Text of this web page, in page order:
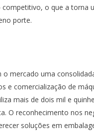
o que a torna
porte.
mercado uma
e comercialização de
mais de dois mil e
O reconhecimento nos
soluções em